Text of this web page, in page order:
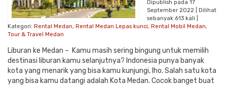
Dipublish pada 17
September 2022 | Dilihat
sebanyak 613 kali |
Kategori: Rental Medan, Rental Medan Lepas kunci, Rental Mobil Medan,
Tour & Travel Medan
Liburan ke Medan – Kamu masih sering bingung untuk memilih
destinasi liburan kamu selanjutnya? Indonesia punya banyak
kota yang menarik yang bisa kamu kunjungi, lho. Salah satu kota
yang bisa kamu datangi adalah Kota Medan. Cocok banget buat